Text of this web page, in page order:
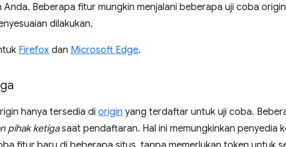
Beberapa fitur mungkin menjalani beberapa uji coba
dilakukan.
Firefox dan Microsoft Edge.
hanya tersedia di origin yang terdaftar untuk uji coba.
pihak ketigasaat pendaftaran. Hal ini memungkinkan penyedia